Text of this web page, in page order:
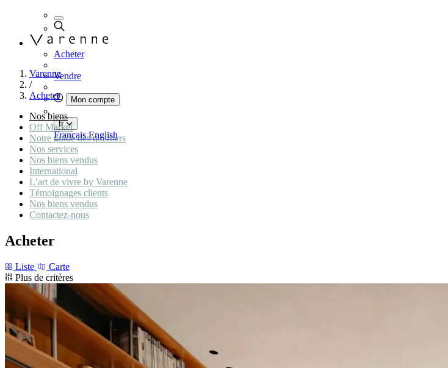
Acheter
Vendre
Mon compte
fr
FrançaisEnglish
Varenne
/
Acheter
Nos biens
Off Market
Notre guide des quartiers
Nos services
Nos biens vendus
International
L’art de vivre by Varenne
Témoignages clients
Nos biens vendus
Contactez-nous
Acheter
Liste
Carte
Plus de critères